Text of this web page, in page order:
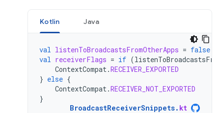
Kotlin Java
val listenToBroadcastsFromOtherApps = false
val receiverFlags = if (
ContextCompat.RECEIVER_EXPORTED
} else {
ContextCompat.RECEIVER_NOT_EXPORTED
}
BroadcastReceiverSnippets. kt